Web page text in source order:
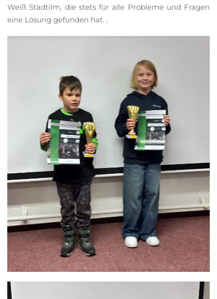
Weiß Stadtilm, die stets für alle Probleme und Fragen
eine Lösung gefunden hat. .